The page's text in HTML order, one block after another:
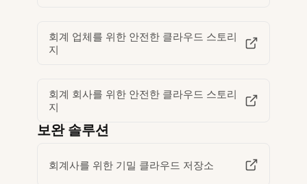
회계 업체를 위한 안전한 클라우드 스토리
지
회계 회사를 위한 안전한 클라우드 스토리
지
보완 솔루션
회계사를 위한 기밀 클라우드 저장소